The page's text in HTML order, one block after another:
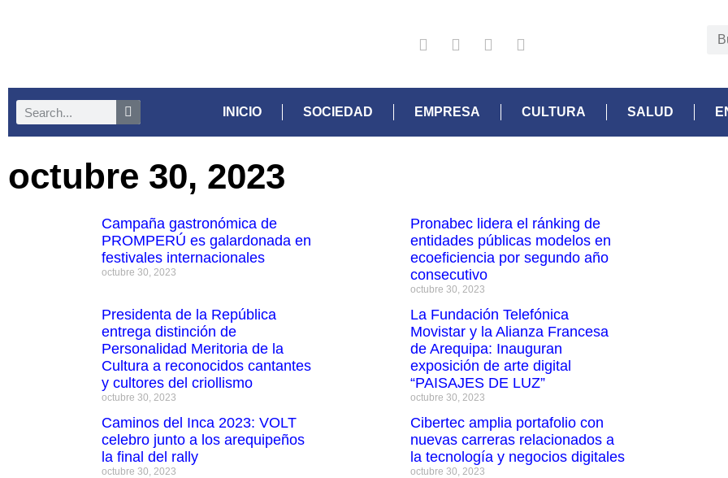
INICIO SOCIEDAD EMPRESA CULTURA SALUD
octubre 30, 2023
Campaña gastronómica de
PROMPERÚ es galardonada en
festivales internacionales
octubre 30, 2023
Pronabec lidera el ránking de
entidades públicas modelos en
ecoeficiencia por segundo año
consecutivo
octubre 30, 2023
Presidenta de la República
entrega distinción de
Personalidad Meritoria de la
Cultura a reconocidos cantantes
y cultores del criollismo
octubre 30, 2023
La Fundación Telefónica
Movistar y la Alianza Francesa
de Arequipa: Inauguran
exposición de arte digital
“PAISAJES DE LUZ”
octubre 30, 2023
Caminos del Inca 2023: VOLT
celebro junto a los arequipeños
la final del rally
octubre 30, 2023
Cibertec amplia portafolio con
nuevas carreras relacionados a
la tecnología y negocios digitales
octubre 30, 2023